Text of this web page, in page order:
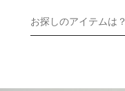
お探しのアイテムは？